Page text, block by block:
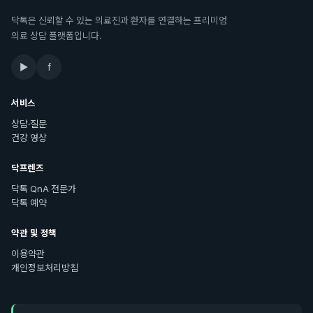
닥톡은 신뢰할 수 있는 의료진과 환자를 연결하는 프리미엄
의료 상담 플랫폼입니다.
▶ f
서비스
상담·질문
건강 영상
닥프렌즈
닥톡 QnA 전문가
닥톡 예약
약관 및 정책
이용약관
개인정보처리방침